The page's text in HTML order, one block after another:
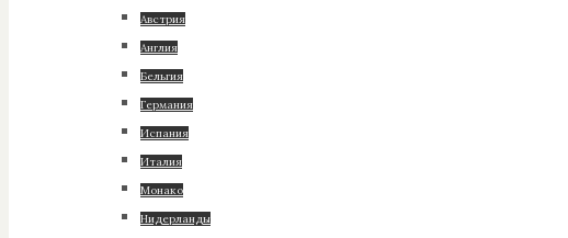
Австрия
Англия
Бельгия
Германия
Испания
Италия
Монако
Нидерланды